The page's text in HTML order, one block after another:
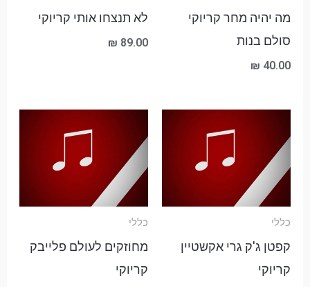
מה יהיה מחר קריוקי
סולם בנות
₪ 40.00
לא תנצחו אותי קריוקי
₪ 89.00
כללי
קפטן ג'ק גרי אקשטיין
קריוקי
כללי
מחוזקים לעולם פלייבק
קריוקי